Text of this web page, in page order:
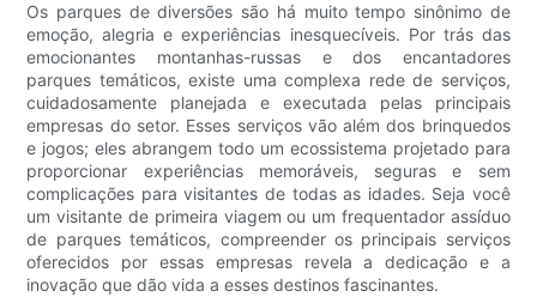
Os parques de diversões são há muito tempo sinônimo de
emoção, alegria e experiências inesquecíveis. Por trás das
emocionantes montanhas-russas e dos encantadores
parques temáticos, existe uma complexa rede de serviços,
cuidadosamente planejada e executada pelas principais
empresas do setor. Esses serviços vão além dos brinquedos
e jogos; eles abrangem todo um ecossistema projetado para
proporcionar experiências memoráveis, seguras e sem
complicações para visitantes de todas as idades. Seja você
um visitante de primeira viagem ou um frequentador assíduo
de parques temáticos, compreender os principais serviços
oferecidos por essas empresas revela a dedicação e a
inovação que dão vida a esses destinos fascinantes.